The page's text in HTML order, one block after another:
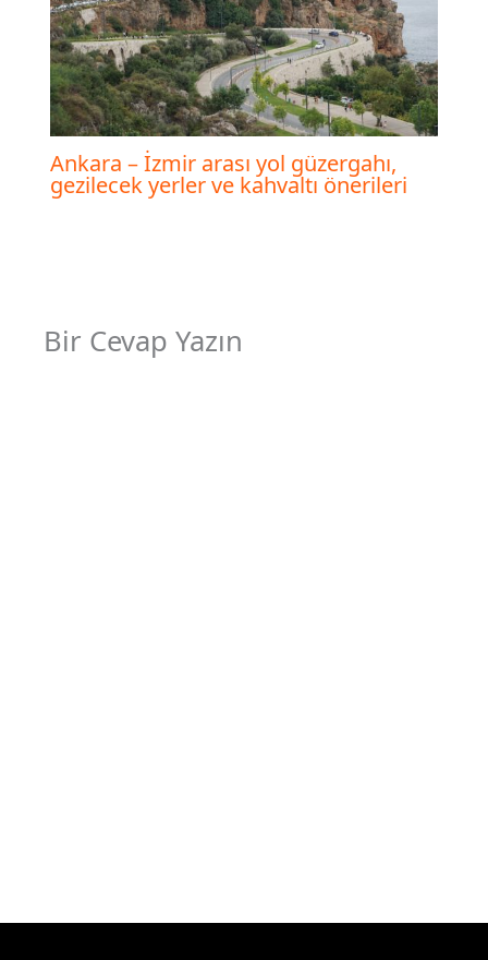
Ankara – İzmir arası yol güzergahı,
gezilecek yerler ve kahvaltı önerileri
Bir Cevap Yazın